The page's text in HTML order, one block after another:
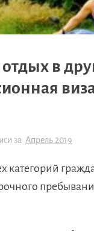
в
за Апрель 2019
категорий